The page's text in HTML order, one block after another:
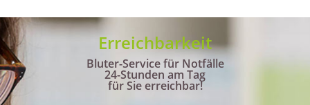
Erreichbarkeit
Bluter-Service für Notfälle
24-Stunden am Tag
für Sie erreichbar!